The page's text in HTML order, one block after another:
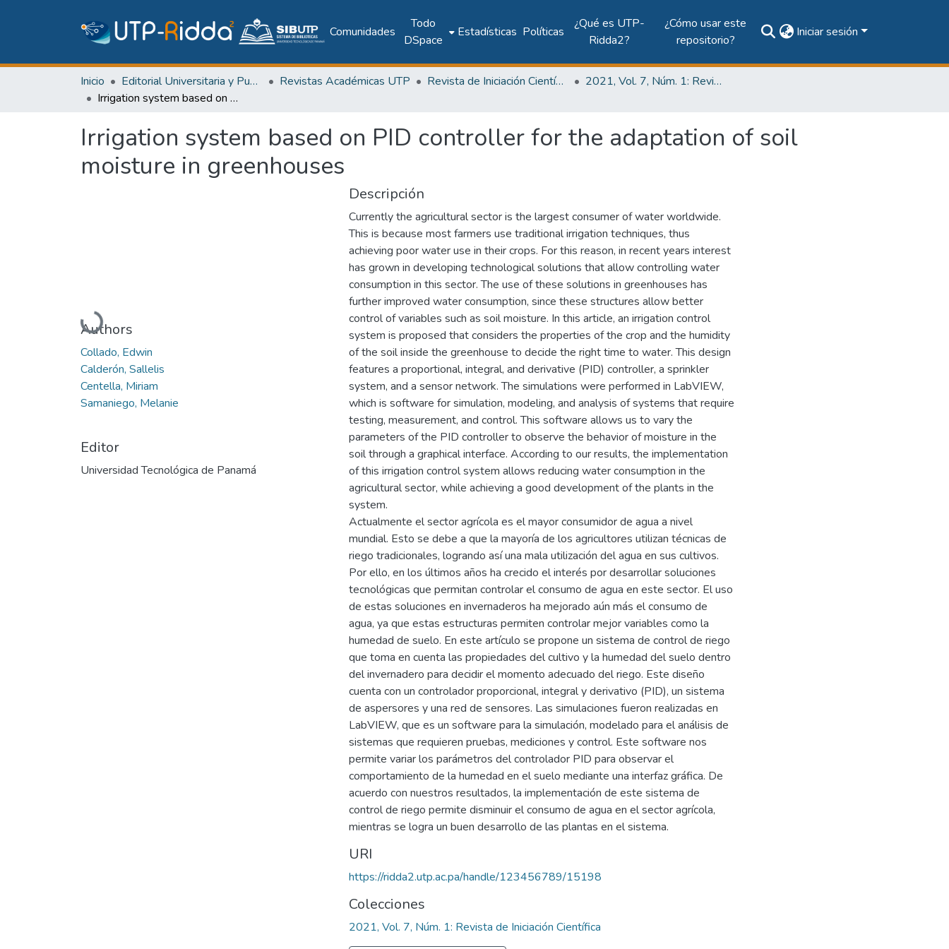
Comunidades
Todo
DSpace
Estadísticas Políticas
¿Qué es UTP-
Ridda2?
¿Cómo usar este
repositorio?
Iniciar sesión
Inicio Editorial Universitaria y Publicaciones Seriadas Revistas Académicas UTP Revista de Iniciación Científica
2021, Vol. 7, Núm. 1: Revista de Iniciación Científica
Irrigation system based on PID controller for the adaptation of soil moisture in greenhouses
Irrigation system based on PID controller for the adaptation of soil
moisture in greenhouses
Cargando...
Authors
Collado, Edwin
Calderón, Sallelis
Centella, Miriam
Samaniego, Melanie
Editor
Universidad Tecnológica de Panamá
Descripción
Currently the agricultural sector is the largest consumer of water worldwide.
This is because most farmers use traditional irrigation techniques, thus
achieving poor water use in their crops. For this reason, in recent years interest
has grown in developing technological solutions that allow controlling water
consumption in this sector. The use of these solutions in greenhouses has
further improved water consumption, since these structures allow better
control of variables such as soil moisture. In this article, an irrigation control
system is proposed that considers the properties of the crop and the humidity
of the soil inside the greenhouse to decide the right time to water. This design
features a proportional, integral, and derivative (PID) controller, a sprinkler
system, and a sensor network. The simulations were performed in LabVIEW,
which is software for simulation, modeling, and analysis of systems that require
testing, measurement, and control. This software allows us to vary the
parameters of the PID controller to observe the behavior of moisture in the
soil through a graphical interface. According to our results, the implementation
of this irrigation control system allows reducing water consumption in the
agricultural sector, while achieving a good development of the plants in the
system.
Actualmente el sector agrícola es el mayor consumidor de agua a nivel
mundial. Esto se debe a que la mayoría de los agricultores utilizan técnicas de
riego tradicionales, logrando así una mala utilización del agua en sus cultivos.
Por ello, en los últimos años ha crecido el interés por desarrollar soluciones
tecnológicas que permitan controlar el consumo de agua en este sector. El uso
de estas soluciones en invernaderos ha mejorado aún más el consumo de
agua, ya que estas estructuras permiten controlar mejor variables como la
humedad de suelo. En este artículo se propone un sistema de control de riego
que toma en cuenta las propiedades del cultivo y la humedad del suelo dentro
del invernadero para decidir el momento adecuado del riego. Este diseño
cuenta con un controlador proporcional, integral y derivativo (PID), un sistema
de aspersores y una red de sensores. Las simulaciones fueron realizadas en
LabVIEW, que es un software para la simulación, modelado para el análisis de
sistemas que requieren pruebas, mediciones y control. Este software nos
permite variar los parámetros del controlador PID para observar el
comportamiento de la humedad en el suelo mediante una interfaz gráfica. De
acuerdo con nuestros resultados, la implementación de este sistema de
control de riego permite disminuir el consumo de agua en el sector agrícola,
mientras se logra un buen desarrollo de las plantas en el sistema.
URI
https://ridda2.utp.ac.pa/handle/123456789/15198
Colecciones
2021, Vol. 7, Núm. 1: Revista de Iniciación Científica